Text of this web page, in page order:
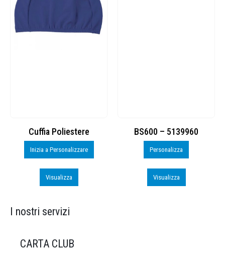
Cuffia Poliestere
Inizia a Personalizzare
Visualizza
BS600 – 5139960
Personalizza
Visualizza
I nostri servizi
CARTA CLUB